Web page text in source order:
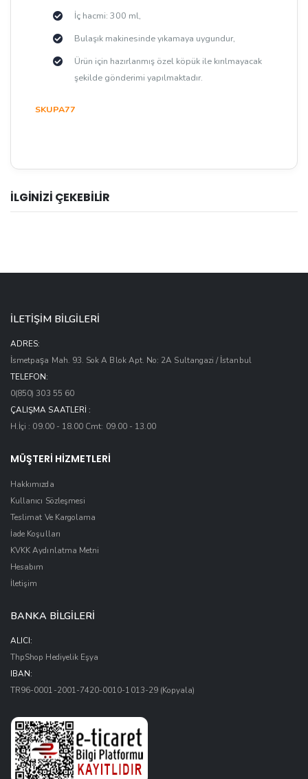
İç hacmi: 300 ml,
Bulaşık makinesinde yıkamaya uygundur,
Ürün için hazırlanmış özel köpük ile kırılmayacak
şekilde gönderimi yapılmaktadır.
SKUPA77
İLGİNİZİ ÇEKEBİLİR
İLETİŞİM BİLGİLERİ
ADRES:
İsmetpaşa Mah. 93. Sok A Blok Apt. No: 2A Sultangazi / İstanbul
TELEFON:
0(850) 303 55 60
ÇALIŞMA SAATLERI :
H.İçi : 09.00 - 18.00 Cmt: 09.00 - 13.00
MÜŞTERİ HİZMETLERİ
Hakkımızda
Kullanıcı Sözleşmesi
Teslimat Ve Kargolama
İade Koşulları
KVKK Aydınlatma Metni
Hesabım
İletişim
BANKA BİLGİLERİ
ALICI:
ThpShop Hediyelik Eşya
IBAN:
TR96-0001-2001-7420-0010-1013-29(Kopyala)